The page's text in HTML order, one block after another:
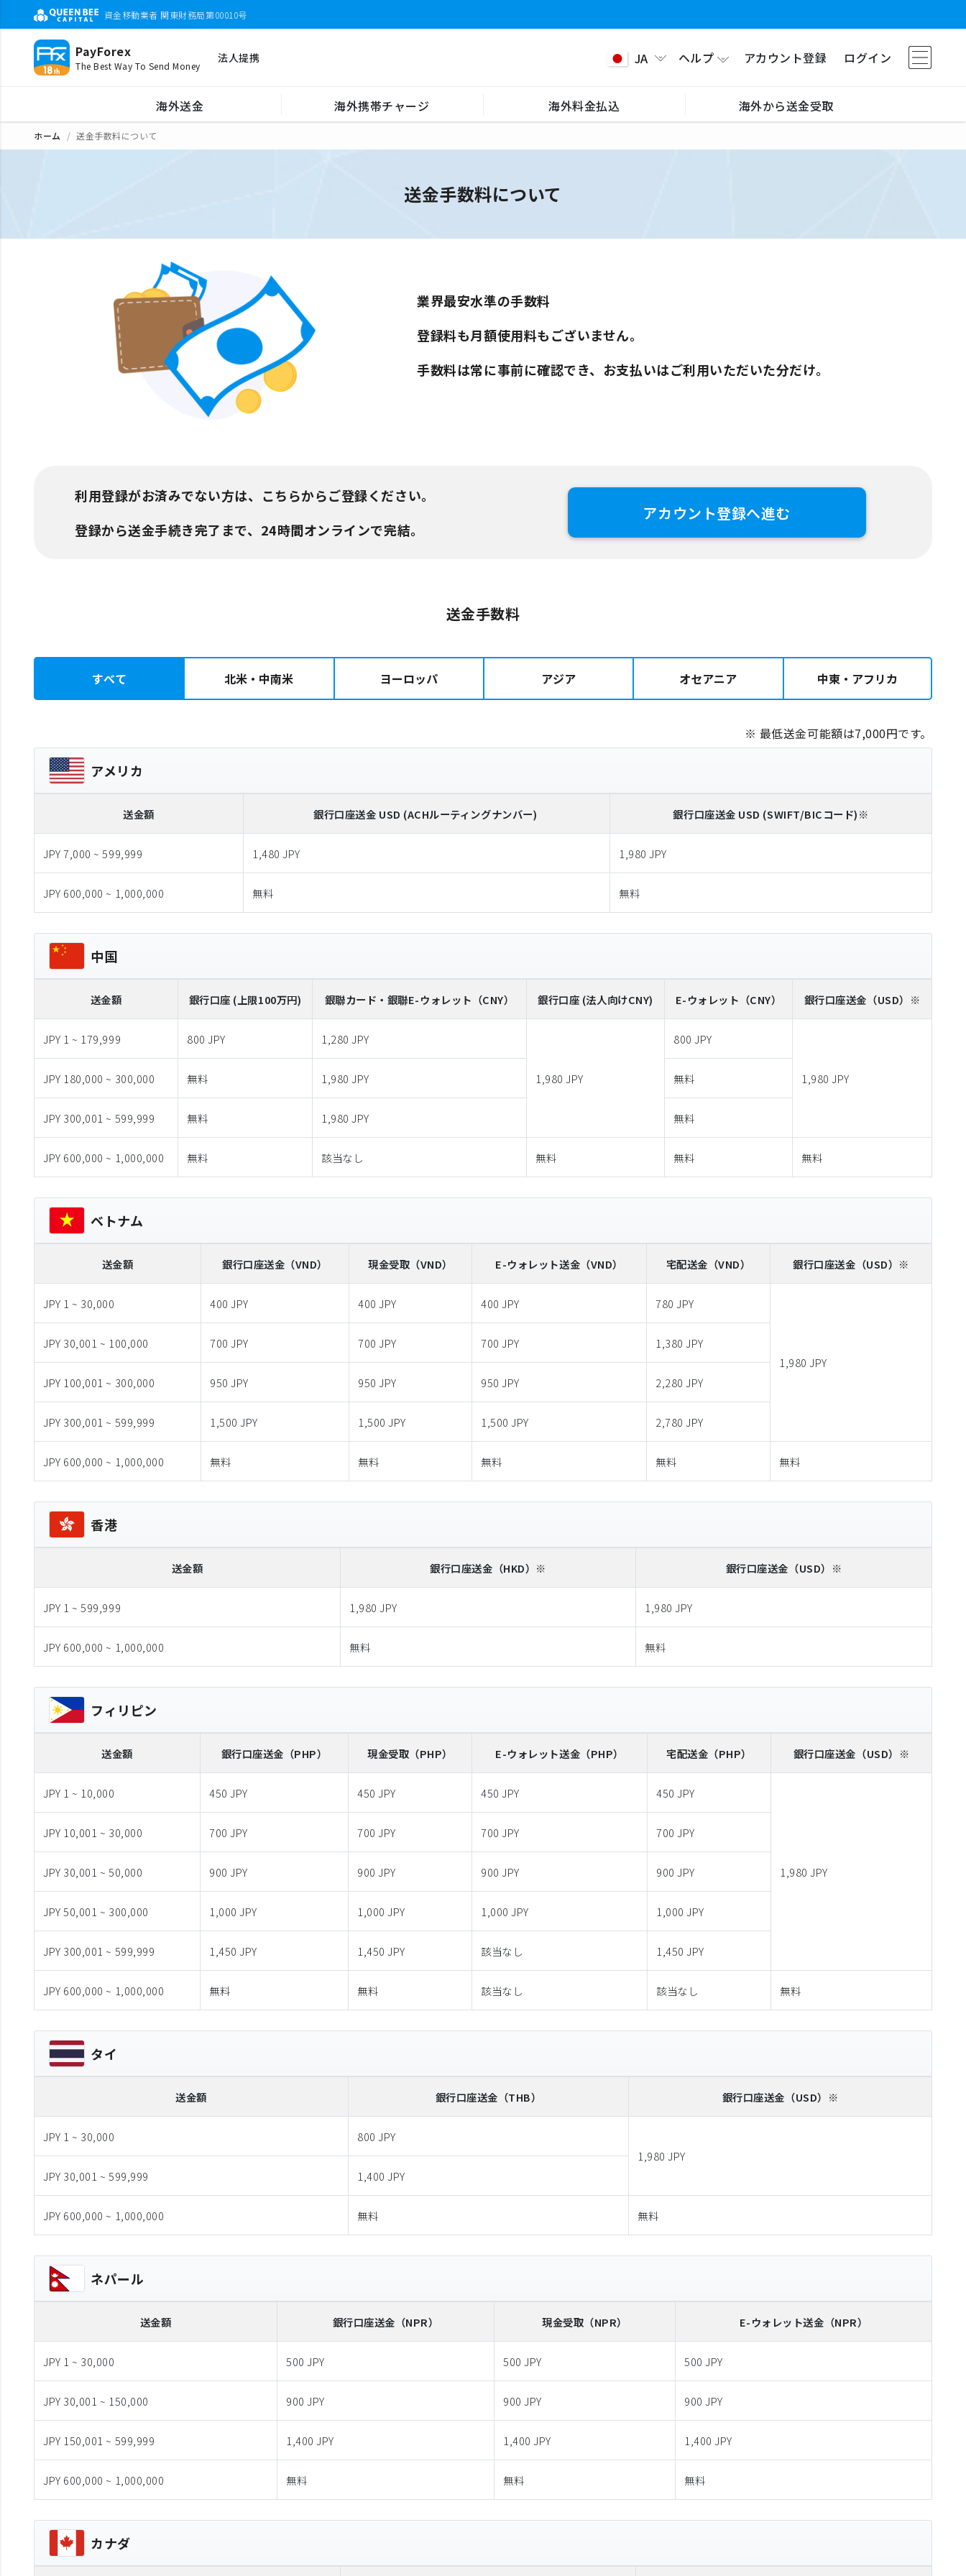
資金移動業者 関東財務局第00010号
PayForex
The Best Way To Send Money
法人提携 JA ヘルプ アカウント登録 ログイン
海外送金 海外携帯チャージ 海外料金払込 海外から送金受取
ホーム 送金手数料について
送金手数料について
業界最安水準の手数料
登録料も月額使用料もございません。
手数料は常に事前に確認でき、お支払いはご利用いただいた分だけ。
利用登録がお済みでない方は、こちらからご登録ください。
登録から送金手続き完了まで、24時間オンラインで完結。
アカウント登録へ進む
送金手数料
すべて 北米・中南米 ヨーロッパ アジア オセアニア 中東・アフリカ
※ 最低送金可能額は7,000円です。
アメリカ
送金額 銀行口座送金 USD (ACHルーティングナンバー) 銀行口座送金 USD (SWIFT/BICコード)※
JPY 7,000 ~ 599,999 1,480 JPY 1,980 JPY
JPY 600,000 ~ 1,000,000 無料 無料
中国
送金額 銀行口座 (上限100万円) 銀聯カード・銀聯E-ウォレット （CNY） 銀行口座 (法人向けCNY) E-ウォレット （CNY） 銀行口座送金 （USD）※
JPY 1 ~ 179,999 800 JPY 1,280 JPY
1,980 JPY
800 JPY
1,980 JPY
JPY 180,000 ~ 300,000 無料 1,980 JPY 無料
JPY 300,001 ~ 599,999 無料 1,980 JPY 無料
JPY 600,000 ~ 1,000,000 無料 該当なし 無料 無料 無料
ベトナム
送金額 銀行口座送金 （VND） 現金受取 （VND） E-ウォレット送金 （VND） 宅配送金 （VND） 銀行口座送金 （USD）※
JPY 1 ~ 30,000 400 JPY 400 JPY 400 JPY 780 JPY
1,980 JPY
JPY 30,001 ~ 100,000 700 JPY 700 JPY 700 JPY 1,380 JPY
JPY 100,001 ~ 300,000 950 JPY 950 JPY 950 JPY 2,280 JPY
JPY 300,001 ~ 599,999 1,500 JPY 1,500 JPY 1,500 JPY 2,780 JPY
JPY 600,000 ~ 1,000,000 無料 無料 無料 無料 無料
香港
送金額 銀行口座送金 （HKD）※ 銀行口座送金 （USD）※
JPY 1 ~ 599,999 1,980 JPY 1,980 JPY
JPY 600,000 ~ 1,000,000 無料 無料
フィリピン
送金額 銀行口座送金 （PHP） 現金受取 （PHP） E-ウォレット送金 （PHP） 宅配送金 （PHP） 銀行口座送金 （USD）※
JPY 1 ~ 10,000 450 JPY 450 JPY 450 JPY 450 JPY
1,980 JPY
JPY 10,001 ~ 30,000 700 JPY 700 JPY 700 JPY 700 JPY
JPY 30,001 ~ 50,000 900 JPY 900 JPY 900 JPY 900 JPY
JPY 50,001 ~ 300,000 1,000 JPY 1,000 JPY 1,000 JPY 1,000 JPY
JPY 300,001 ~ 599,999 1,450 JPY 1,450 JPY 該当なし 1,450 JPY
JPY 600,000 ~ 1,000,000 無料 無料 該当なし 該当なし 無料
タイ
送金額 銀行口座送金 （THB） 銀行口座送金 （USD）※
JPY 1 ~ 30,000
800 JPY
1,980 JPY
JPY 30,001 ~ 599,999
1,400 JPY
JPY 600,000 ~ 1,000,000 無料 無料
ネパール
送金額 銀行口座送金 （NPR） 現金受取 （NPR） E-ウォレット送金 （NPR）
JPY 1 ~ 30,000 500 JPY 500 JPY 500 JPY
JPY 30,001 ~ 150,000 900 JPY 900 JPY 900 JPY
JPY 150,001 ~ 599,999 1,400 JPY 1,400 JPY 1,400 JPY
JPY 600,000 ~ 1,000,000 無料 無料 無料
カナダ